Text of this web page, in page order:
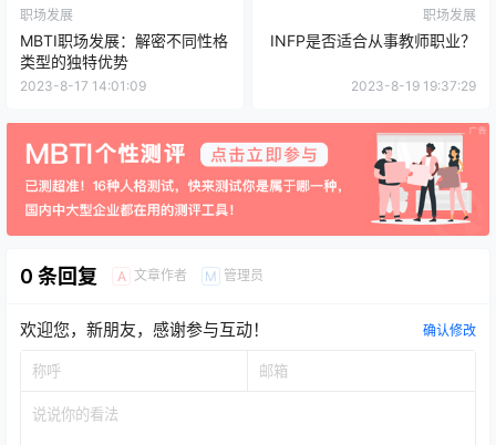
职场发展
MBTI职场发展：解密不同性格
类型的独特优势
2023-8-17 14:01:09
职场发展
INFP是否适合从事教师职业？
2023-8-19 19:37:29
0 条回复 A 文章作者 M 管理员
欢迎您，新朋友，感谢参与互动！ 确认修改